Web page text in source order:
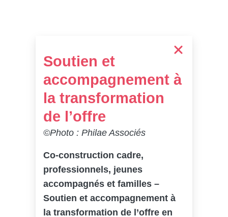
Soutien et
accompagnement à
la transformation
de l’offre
©Photo : Philae Associés
Co-construction cadre,
professionnels, jeunes
accompagnés et familles –
Soutien et accompagnement à
la transformation de l’offre en